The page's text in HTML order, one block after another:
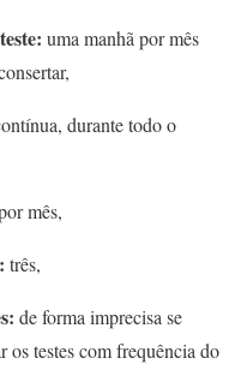
uma manhã por mês
durante todo o
mês,
três,
de forma imprecisa se
os testes com frequência do